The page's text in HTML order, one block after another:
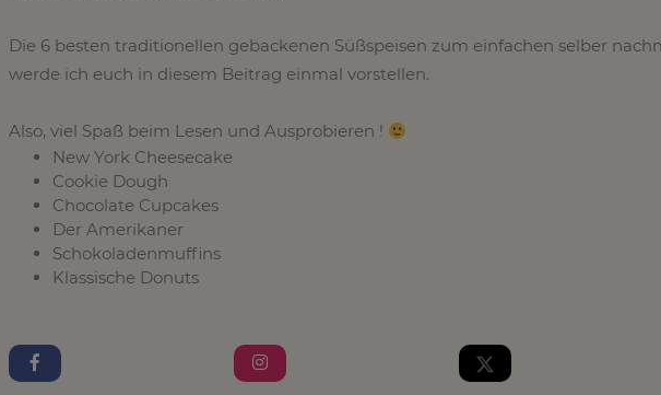
Die 6 besten traditionellen gebackenen Süßspeisen zum einfachen selber
werde ich euch in diesem Beitrag einmal vorstellen.
Also, viel Spaß beim Lesen und Ausprobieren !
New York Cheesecake
Cookie Dough
Chocolate Cupcakes
Der Amerikaner
Schokoladenmuffins
Klassische Donuts